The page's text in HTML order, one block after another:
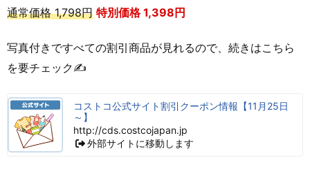
通常価格 1,798円 特別価格 1,398円
写真付きですべての割引商品が見れるので、続きはこちら
を要チェック✍
コストコ公式サイト割引クーポン情報【11月25日
～】
http://cds.costcojapan.jp
外部サイトに移動します